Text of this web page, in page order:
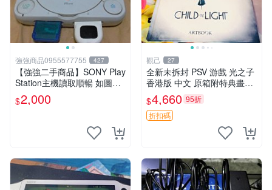
強強商品0955577755 427
【強強二手商品】SONY Play
Station主機讀取順暢 如圖全
部 ! 外觀完整乾淨
$2,000
觀己 27
全新未拆封 PSV 游戲 光之子
香港版 中文 原箱附特典畫冊
輝耀上市嚴選商品 光之子 港
版 PSV 特典畫冊
$4,660 95折
折扣碼